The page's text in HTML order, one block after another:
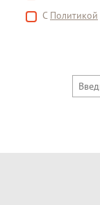
С Политикой